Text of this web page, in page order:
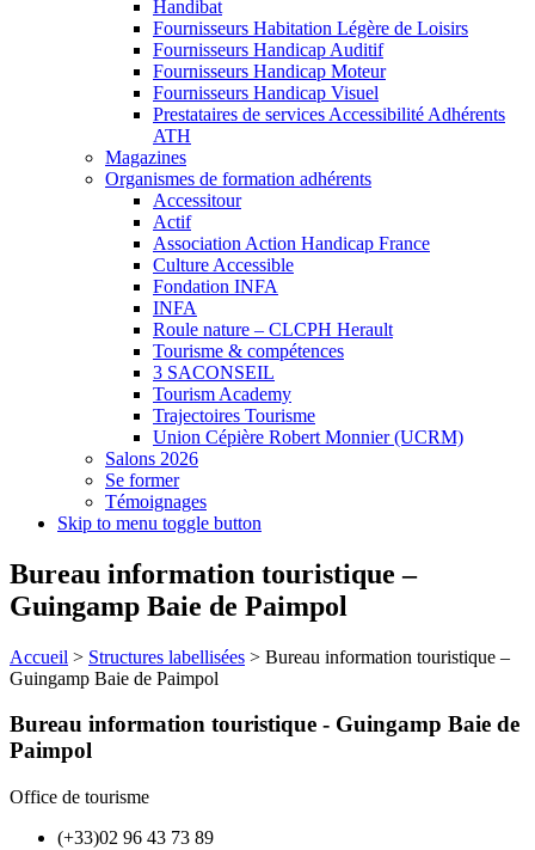
Handibat
Fournisseurs Habitation Légère de Loisirs
Fournisseurs Handicap Auditif
Fournisseurs Handicap Moteur
Fournisseurs Handicap Visuel
Prestataires de services Accessibilité Adhérents
ATH
Magazines
Organismes de formation adhérents
Accessitour
Actif
Association Action Handicap France
Culture Accessible
Fondation INFA
INFA
Roule nature – CLCPH Herault
Tourisme & compétences
3 SACONSEIL
Tourism Academy
Trajectoires Tourisme
Union Cépière Robert Monnier (UCRM)
Salons 2026
Se former
Témoignages
Skip to menu toggle button
Bureau information touristique –
Guingamp Baie de Paimpol
Accueil > Structures labellisées > Bureau information touristique –
Guingamp Baie de Paimpol
Bureau information touristique - Guingamp Baie de
Paimpol
Office de tourisme
(+33)02 96 43 73 89